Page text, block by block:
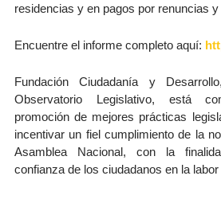
residencias y en pagos por renuncias
Encuentre el informe completo aquí:
Fundación Ciudadanía y
Observatorio Legislativo, está
promoción de mejores prácticas
incentivar un fiel cumplimiento de la
Asamblea Nacional, con la
confianza de los ciudadanos en la